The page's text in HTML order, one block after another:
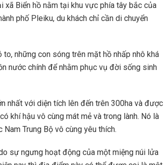
xã Biển hồ nằm tại khu vực phía tây bắc của
phố Pleiku, du khách chỉ cần di chuyển
những con sóng trên mặt hồ nhấp nhô khá
nước chính để nhằm phục vụ đời sống sinh
nhất với diện tích lên đến trên 300ha và được
khí hậu vô cùng mát mẻ và trong lành. Nó là
Trung Bộ vô cùng yêu thích.
sự ngưng hoạt động của một miệng núi lửa